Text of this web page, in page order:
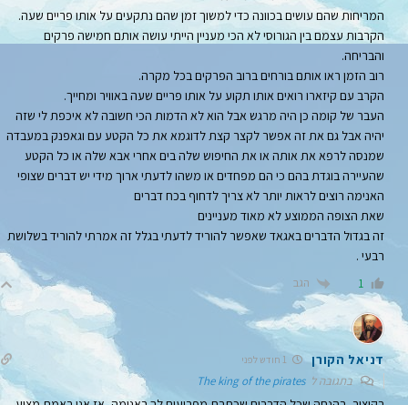
המריחות שהם עושים בכוונה כדי למשוך זמן שהם נתקעים על אותו פריים שעה.
הקרבות עצמם בין הגורוסי לא הכי מעניין הייתי עושה אותם חמישה פרקים
והבריחה.
רוב הזמן ראו אותם בורחים ברוב הפרקים בכל מקרה.
הקרב עם קיזארו רואים אותו תקוע על אותו פריים שעה באוויר ומחייך.
העבר של קומה כן היה מרגש אבל הוא לא הדמות הכי חשובה לא איכפת לי שזה
יהיה אבל גם את זה אפשר לקצר קצת לדוגמא את כל הקטע עם וגאפנק במעבדה
שמנסה לרפא את אותה או את החיפוש שלה בים אחרי אבא שלה או כל הקטע
שהעיירה בוגדת בהם כי הם מפחדים או משהו לדעתי ארוך מידי יש דברים שצופי
האנימה רוצים לראות יותר לא צריך לדחוף בכח דברים
שאת הצופה הממוצע לא מאוד מעניינים
זה בגדול הדברים באגאד שאפשר להוריד לדעתי בגלל זה אמרתי להוריד בשלושת
רבעי .
1 הגב
דניאל הקורן
בתגובה לThe king of the pirates